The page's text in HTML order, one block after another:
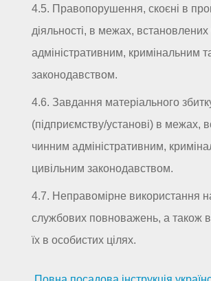
4.5. Правопорушення, скоєні в
діяльності, в межах,
адміністративним, кримінальним
законодавством.
4.6. Завдання матеріального збитку
(підприємству/установі) в межах,
чинним адміністративним,
цивільним законодавством.
4.7. Неправомірне використання
службових повноважень, а також
їх в особистих цілях.